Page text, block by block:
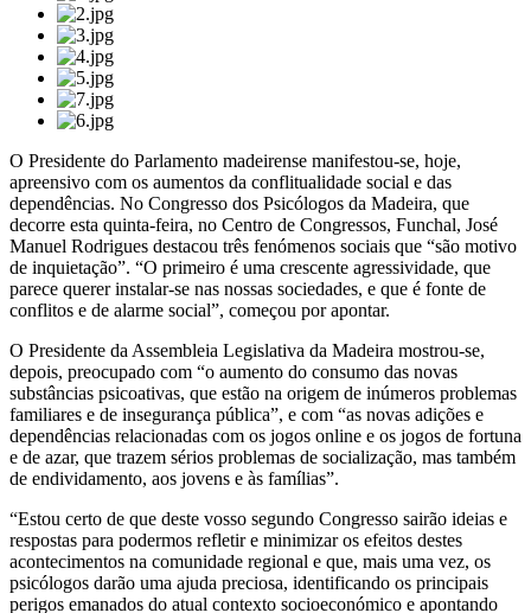
O Presidente do Parlamento madeirense manifestou-se, hoje,
apreensivo com os aumentos da conflitualidade social e das
dependências. No Congresso dos Psicólogos da Madeira, que
decorre esta quinta-feira, no Centro de Congressos, Funchal, José
Manuel Rodrigues destacou três fenómenos sociais que “são motivo
de inquietação”. “O primeiro é uma crescente agressividade, que
parece querer instalar-se nas nossas sociedades, e que é fonte de
conflitos e de alarme social”, começou por apontar.
O Presidente da Assembleia Legislativa da Madeira mostrou-se,
depois, preocupado com “o aumento do consumo das novas
substâncias psicoativas, que estão na origem de inúmeros problemas
familiares e de insegurança pública”, e com “as novas adições e
dependências relacionadas com os jogos online e os jogos de fortuna
e de azar, que trazem sérios problemas de socialização, mas também
de endividamento, aos jovens e às famílias”.
“Estou certo de que deste vosso segundo Congresso sairão ideias e
respostas para podermos refletir e minimizar os efeitos destes
acontecimentos na comunidade regional e que, mais uma vez, os
psicólogos darão uma ajuda preciosa, identificando os principais
perigos emanados do atual contexto socioeconómico e apontando